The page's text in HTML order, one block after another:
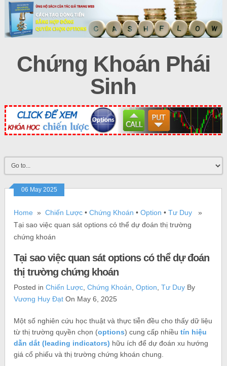
Chứng Khoán Phái
Sinh
06 May 2025
Home »Chiến Lược •Chứng Khoán •Option •Tư Duy »
Tại sao việc quan sát options có thể dự đoán thị trường
chứng khoán
Tại sao việc quan sát options có thể dự đoán
thị trường chứng khoán
Posted inChiến Lược ,Chứng Khoán ,Option ,Tư Duy By
Vương Huy Đạt On May 6, 2025
Một số nghiên cứu học thuật và thực tiễn đều cho thấy dữ liệu
từ thị trường quyền chọn (options) cung cấp nhiềutín hiệu
dẫn dắt (leading indicators) hữu ích để dự đoán xu hướng
giá cổ phiếu và thị trường chứng khoán chung.